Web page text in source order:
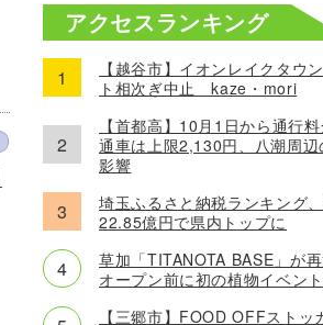
アクセスランキング
【越谷市】イオンレイクタウ
ト相次ぎ中止 kaze・mori
【首都高】10月1日から通行
通車は上限2,130円、八潮周辺
影響
埼玉ふるさと納税ランキング
22.85億円で県内トップに
草加「TITANOTA BASE」が
オープン前に初の植物イベン
【三郷市】FOOD OFFストッ